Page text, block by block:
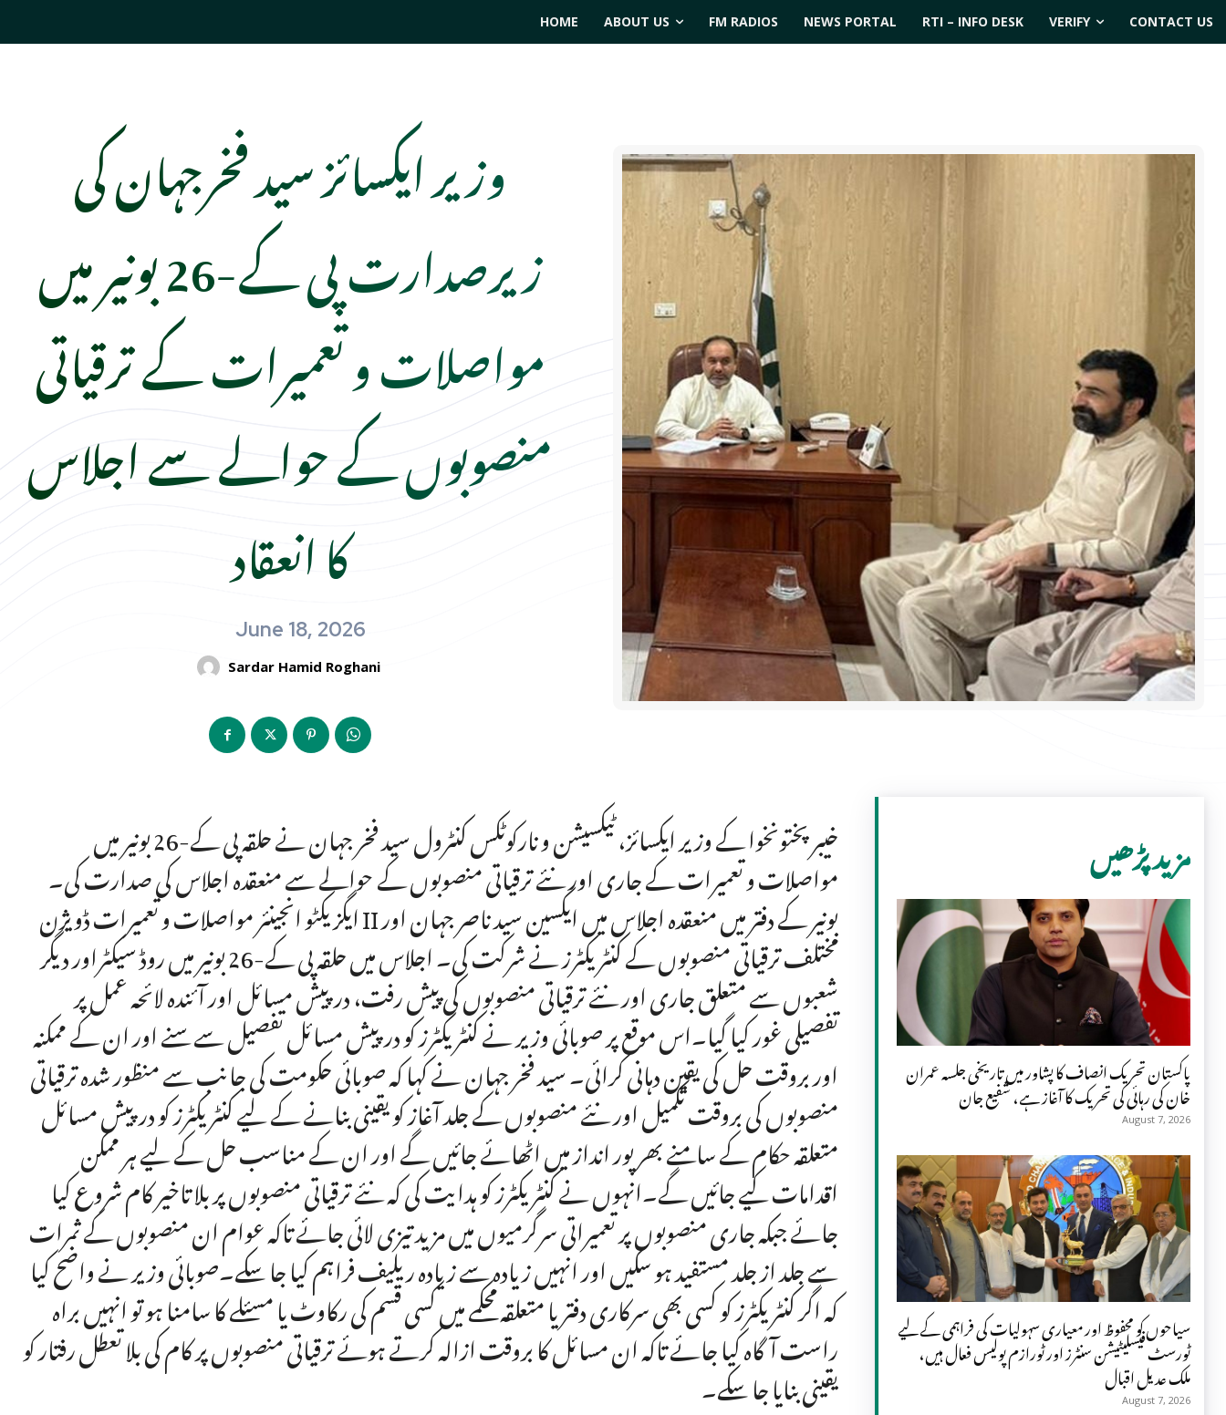
HOME ABOUT US FM RADIOS NEWS PORTAL RTI – INFO DESK VERIFY CONTACT US
وزیر ایکسائز سید فخرجہان کی
زیرصدارت پی کے-26 بونیر میں
مواصلات و تعمیرات کے ترقیاتی
منصوبوں کے حوالے سے اجلاس
کا انعقاد
June 18, 2026
Sardar Hamid Roghani
خیبرپختونخوا کے وزیر ایکسائز، ٹیکسیشن و نارکوٹکس کنٹرول سید فخر جہان نے حلقہ پی کے-26 بونیر میں
مواصلات و تعمیرات کے جاری اور نئے ترقیاتی منصوبوں کے حوالے سے منعقدہ اجلاس کی صدارت کی۔
ایگزیکٹو انجینئر مواصلات و تعمیرات ڈویژن II بونیر کے دفتر میں منعقدہ اجلاس میں ایکسین سید ناصر جہان اور
مختلف ترقیاتی منصوبوں کے کنٹریکٹرز نے شرکت کی۔ اجلاس میں حلقہ پی کے-26 بونیر میں روڈ سیکٹراور دیگر
شعبوں سے متعلق جاری اور نئے ترقیاتی منصوبوں کی پیش رفت، درپیش مسائل اور آئندہ لائحہ عمل پر
تفصیلی غور کیا گیا۔اس موقع پر صوبائی وزیر نے کنٹریکٹرز کو درپیش مسائل تفصیل سے سنے اور ان کے ممکنہ
اور بروقت حل کی یقین دہانی کرائی۔ سید فخر جہان نے کہا کہ صوبائی حکومت کی جانب سے منظور شدہ ترقیاتی
منصوبوں کی بروقت تکمیل اور نئے منصوبوں کے جلد آغاز کو یقینی بنانے کے لیے کنٹریکٹرز کو درپیش مسائل
متعلقہ حکام کے سامنے بھرپور انداز میں اٹھائے جائیں گے اور ان کے مناسب حل کے لیے ہر ممکن
اقدامات کیے جائیں گے۔انہوں نے کنٹریکٹرز کو ہدایت کی کہ نئے ترقیاتی منصوبوں پر بلا تاخیر کام شروع کیا
جائے جبکہ جاری منصوبوں پر تعمیراتی سرگرمیوں میں مزید تیزی لائی جائے تاکہ عوام ان منصوبوں کے ثمرات
سے جلد از جلد مستفید ہو سکیں اور انہیں زیادہ سے زیادہ ریلیف فراہم کیا جا سکے۔صوبائی وزیر نے واضح کیا
کہ اگر کنٹریکٹرز کو کسی بھی سرکاری دفتر یا متعلقہ محکمے میں کسی قسم کی رکاوٹ یا مسئلے کا سامنا ہو تو انہیں براہ
راست آگاہ کیا جائے تاکہ ان مسائل کا بروقت ازالہ کرتے ہوئے ترقیاتی منصوبوں پر کام کی بلا تعطل رفتار کو
یقینی بنایا جا سکے۔
مزید پڑھیں
پاکستان تحریک انصاف کا پشاور میں تاریخی جلسہ عمران
خان کی رہائی کی تحریک کا آغاز ہے، شفیع جان
August 7, 2026
سیاحوں کو محفوظ اور معیاری سہولیات کی فراہمی کے لیے
ٹورسٹ فیسلیٹیشن سنٹرز اور ٹورازم پولیس فعال ہیں،
ملک عدیل اقبال
August 7, 2026